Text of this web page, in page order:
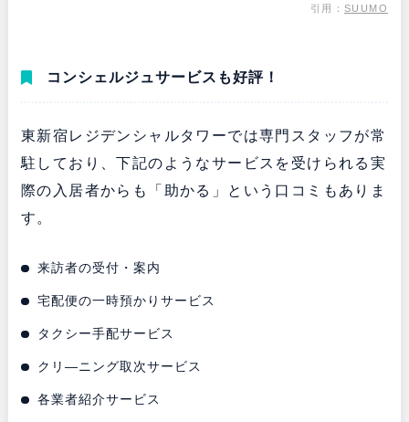
引用：SUUMO
コンシェルジュサービスも好評！
東新宿レジデンシャルタワーでは専門スタッフが常
駐しており、下記のようなサービスを受けられる実
際の入居者からも「助かる」という口コミもありま
す。
来訪者の受付・案内
宅配便の一時預かりサービス
タクシー手配サービス
クリ―ニング取次サービス
各業者紹介サービス